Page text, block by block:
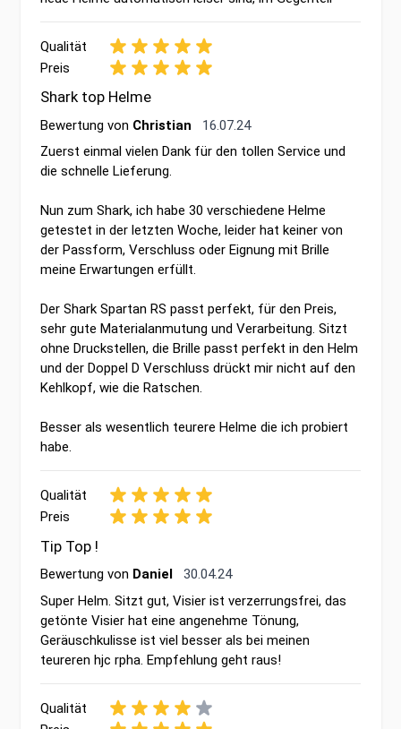
Qualität
Preis
Shark top Helme
Bewertung von Christian 16. Juli 2024
16.07.24
Zuerst einmal vielen Dank für den tollen Service und
die schnelle Lieferung.
Nun zum Shark, ich habe 30 verschiedene Helme
getestet in der letzten Woche, leider hat keiner von
der Passform, Verschluss oder Eignung mit Brille
meine Erwartungen erfüllt.
Der Shark Spartan RS passt perfekt, für den Preis,
sehr gute Materialanmutung und Verarbeitung. Sitzt
ohne Druckstellen, die Brille passt perfekt in den Helm
und der Doppel D Verschluss drückt mir nicht auf den
Kehlkopf, wie die Ratschen.
Besser als wesentlich teurere Helme die ich probiert
habe.
Qualität
Preis
Tip Top !
Bewertung von Daniel 30. April 2024
30.04.24
Super Helm. Sitzt gut, Visier ist verzerrungsfrei, das
getönte Visier hat eine angenehme Tönung,
Geräuschkulisse ist viel besser als bei meinen
teureren hjc rpha. Empfehlung geht raus!
Qualität